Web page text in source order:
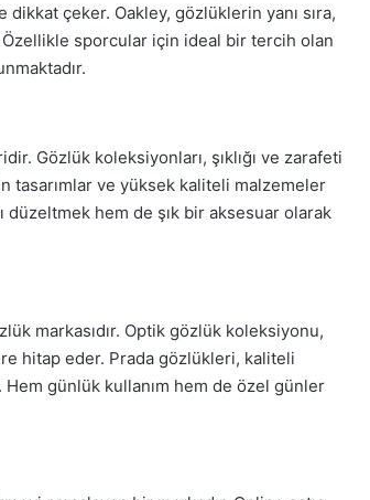
çeker. Oakley, gözlüklerin yanı sıra,
Özellikle sporcular için ideal bir tercih olan
Gözlük koleksiyonları, şıklığı ve zarafeti
tasarımlar ve yüksek kaliteli malzemeler
düzeltmek hem de şık bir aksesuar olarak
markasıdır. Optik gözlük koleksiyonu,
hitap eder. Prada gözlükleri, kaliteli
Hem günlük kullanım hem de özel günler